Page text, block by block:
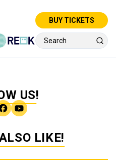
BUY TICKETS
US!
LIKE!